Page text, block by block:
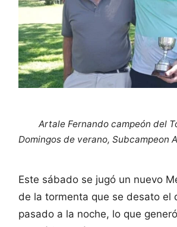
Artale Fernando campeón del
Domingos de verano, Subcampeon
Este sábado se jugó un nuevo
de la tormenta que se desato el
pasado a la noche, lo que